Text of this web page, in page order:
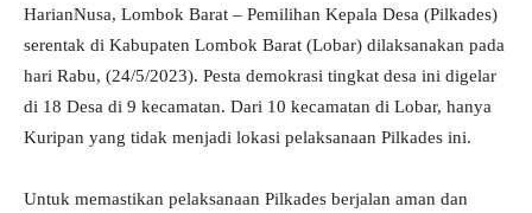
HarianNusa, Lombok Barat – Pemilihan Kepala Desa (Pilkades)
serentak di Kabupaten Lombok Barat (Lobar) dilaksanakan pada
hari Rabu, (24/5/2023). Pesta demokrasi tingkat desa ini digelar
di 18 Desa di 9 kecamatan. Dari 10 kecamatan di Lobar, hanya
Kuripan yang tidak menjadi lokasi pelaksanaan Pilkades ini.
Untuk memastikan pelaksanaan Pilkades berjalan aman dan